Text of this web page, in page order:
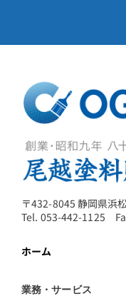
〒432-8045 静岡県浜
Tel. 053-442-1125
ホーム
業務・サービス